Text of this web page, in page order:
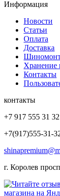
Информация
Новости
Статьи
Оплата
Доставка
Хранение
Контакты
контакты
+7 917 555 31 32
+7(917)555-31-
г. Королев